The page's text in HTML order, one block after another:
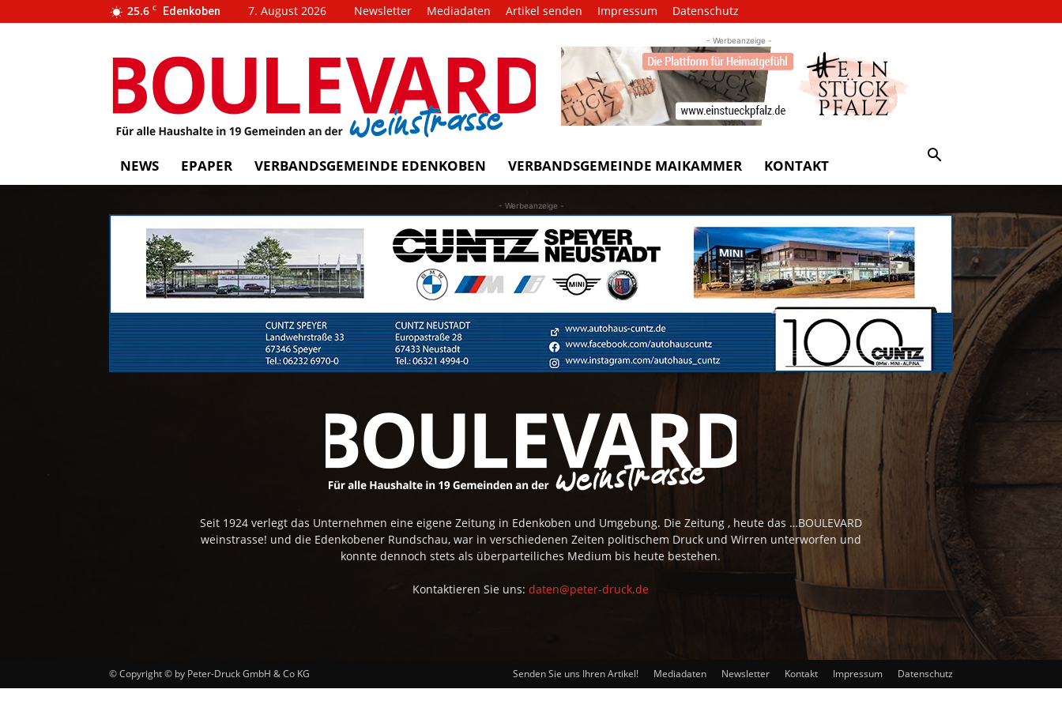
25.6 C Edenkoben 7. August 2026 Newsletter Mediadaten Artikel senden Impressum Datenschutz
BOULEVARD
weinstrasse!
- Werbeanzeige -
NEWS EPAPER VERBANDSGEMEINDE EDENKOBEN VERBANDSGEMEINDE MAIKAMMER KONTAKT
- Werbeanzeige -
Seit 1924 verlegt das Unternehmen eine eigene Zeitung in Edenkoben und Umgebung. Die Zeitung , heute das …BOULEVARD
weinstrasse! und die Edenkobener Rundschau, war in verschiedenen Zeiten politischem Druck und Wirren unterworfen und
konnte dennoch stets als überparteiliches Medium bis heute bestehen.
Kontaktieren Sie uns:daten@peter-druck.de
Senden Sie uns Ihren Artikel! Mediadaten Newsletter Kontakt Impressum Datenschutz
© Copyright © by Peter-Druck GmbH & Co KG